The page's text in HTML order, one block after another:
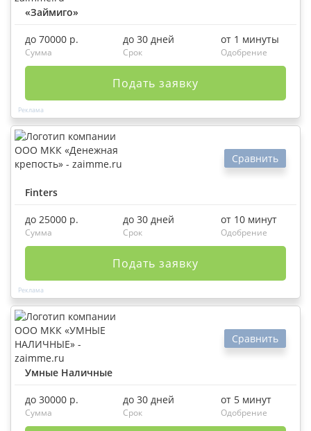
«Займиго»
до 70000 р.
Сумма
до 30 дней
Срок
от 1 минуты
Одобрение
Подать заявку
Finters
Сравнить
до 25000 р.
Сумма
до 30 дней
Срок
от 10 минут
Одобрение
Подать заявку
Умные Наличные
Сравнить
до 30000 р.
Сумма
до 30 дней
Срок
от 5 минут
Одобрение